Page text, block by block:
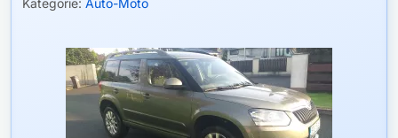
Kategorie: Auto-Moto